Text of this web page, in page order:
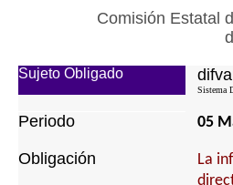
Comisión Estatal
Sujeto Obligado
Sistema
Periodo 05
Obligación
La